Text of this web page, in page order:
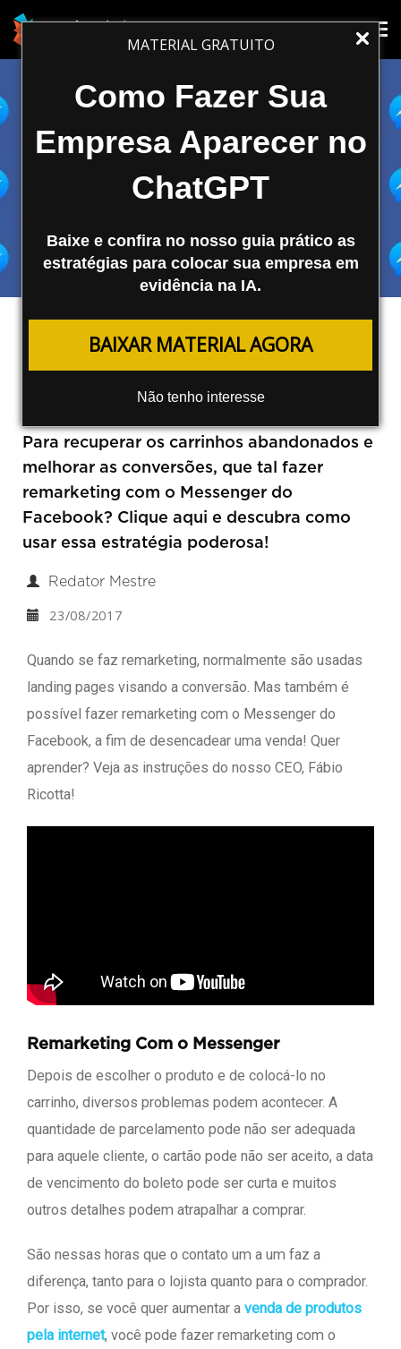
MATERIAL GRATUITO
Como Fazer Sua
Empresa Aparecer no
ChatGPT
Baixe e confira no nosso guia prático as
estratégias para colocar sua empresa em
evidência na IA.
BAIXAR MATERIAL AGORA
Não tenho interesse
Remarketing Com o Messenger do
Para recuperar os carrinhos abandonados e
melhorar as conversões, que tal fazer
remarketing com o Messenger do
Facebook? Clique aqui e descubra como
usar essa estratégia poderosa!
Redator Mestre
23/08/2017
Quando se faz remarketing, normalmente são usadas
landing pages visando a conversão. Mas também é
possível fazer remarketing com o Messenger do
Facebook, a fim de desencadear uma venda! Quer
aprender? Veja as instruções do nosso CEO, Fábio
Ricotta!
Remarketing Com o Messenger
Depois de escolher o produto e de colocá-lo no
carrinho, diversos problemas podem acontecer. A
quantidade de parcelamento pode não ser adequada
para aquele cliente, o cartão pode não ser aceito, a data
de vencimento do boleto pode ser curta e muitos
outros detalhes podem atrapalhar a comprar.
São nessas horas que o contato um a um faz a
diferença, tanto para o lojista quanto para o comprador.
Por isso, se você quer aumentar a venda de produtos
pela internet, você pode fazer remarketing com o